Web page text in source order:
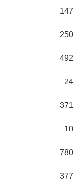
147
250
492
24
371
10
780
377